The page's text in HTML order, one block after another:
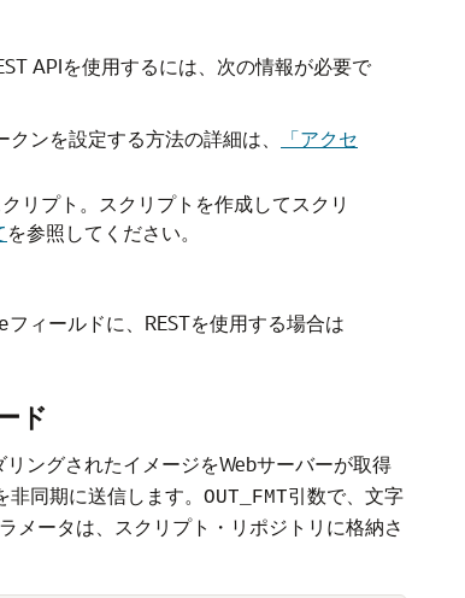
APIを使用するには、次の情報が必要で
ンを設定する方法の詳細は、
「アクセ
リプト。スクリプトを作成してスクリ
を参照してください。
フィールドに、RESTを使用する場合は
ド
ングされたイメージをWebサーバーが取得
同期に送信します。 OUT_FMT引数で、文字
メータは、スクリプト・リポジトリに格納さ